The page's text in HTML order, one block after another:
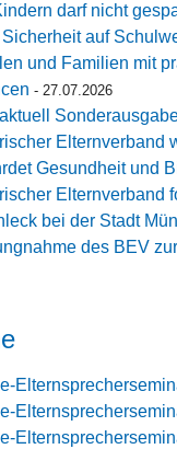
darf nicht
Sicherheit auf
und Familien mit
- 27.07.2026
Elternverband
Gesundheit und
Elternverband
bei der Stadt
des BEV